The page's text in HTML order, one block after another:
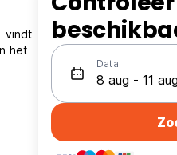
vindt
het
Data